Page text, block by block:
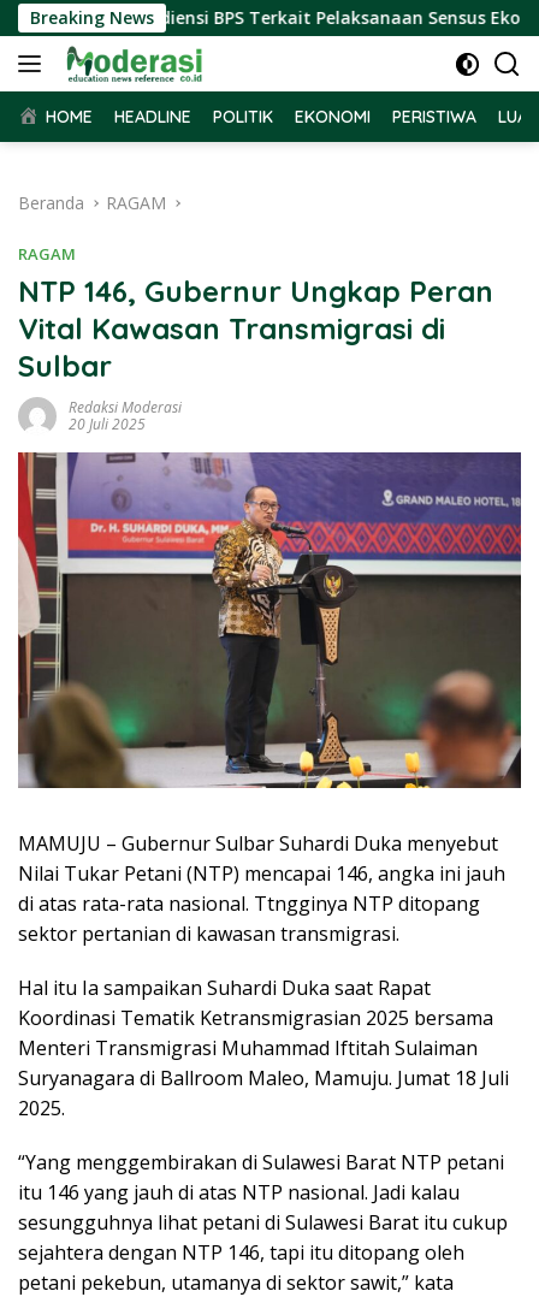
Langsung
ke
konten
Breaking News
Terima Audiensi BPS Terkait Pelaksanaan Sensus Ekonomi
HOME HEADLINE POLITIK EKONOMI PERISTIWA
Beranda RAGAM
RAGAM
NTP 146, Gubernur Ungkap Peran
Vital Kawasan Transmigrasi di
Sulbar
Redaksi Moderasi
20 Juli 2025
MAMUJU – Gubernur Sulbar Suhardi Duka menyebut
Nilai Tukar Petani (NTP) mencapai 146, angka ini jauh
di atas rata-rata nasional. Ttngginya NTP ditopang
sektor pertanian di kawasan transmigrasi.
Hal itu Ia sampaikan Suhardi Duka saat Rapat
Koordinasi Tematik Ketransmigrasian 2025 bersama
Menteri Transmigrasi Muhammad Iftitah Sulaiman
Suryanagara di Ballroom Maleo, Mamuju. Jumat 18 Juli
2025.
“Yang menggembirakan di Sulawesi Barat NTP petani
itu 146 yang jauh di atas NTP nasional. Jadi kalau
sesungguhnya lihat petani di Sulawesi Barat itu cukup
sejahtera dengan NTP 146, tapi itu ditopang oleh
petani pekebun, utamanya di sektor sawit,” kata